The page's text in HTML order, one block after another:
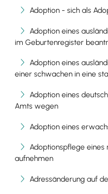
Adoption - sich als
Adoption eines
im Geburtenregister
Adoption eines
einer schwachen in eine
Adoption eines
Amts wegen
Adoption eines
Adoptionspflege eines
aufnehmen
Adressänderung auf